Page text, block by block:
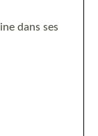
dans ses